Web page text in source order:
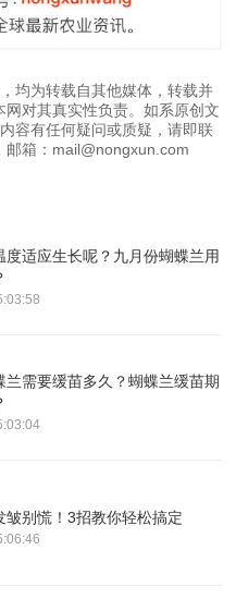
均为转载自其他媒体，转载并
对其真实性负责。如系原创文
容有任何疑问或质疑，请即联
邮箱：mail@nongxun.com
度适应生长呢？九月份蝴蝶兰用
兰需要缓苗多久？蝴蝶兰缓苗期
皱别慌！3招教你轻松搞定